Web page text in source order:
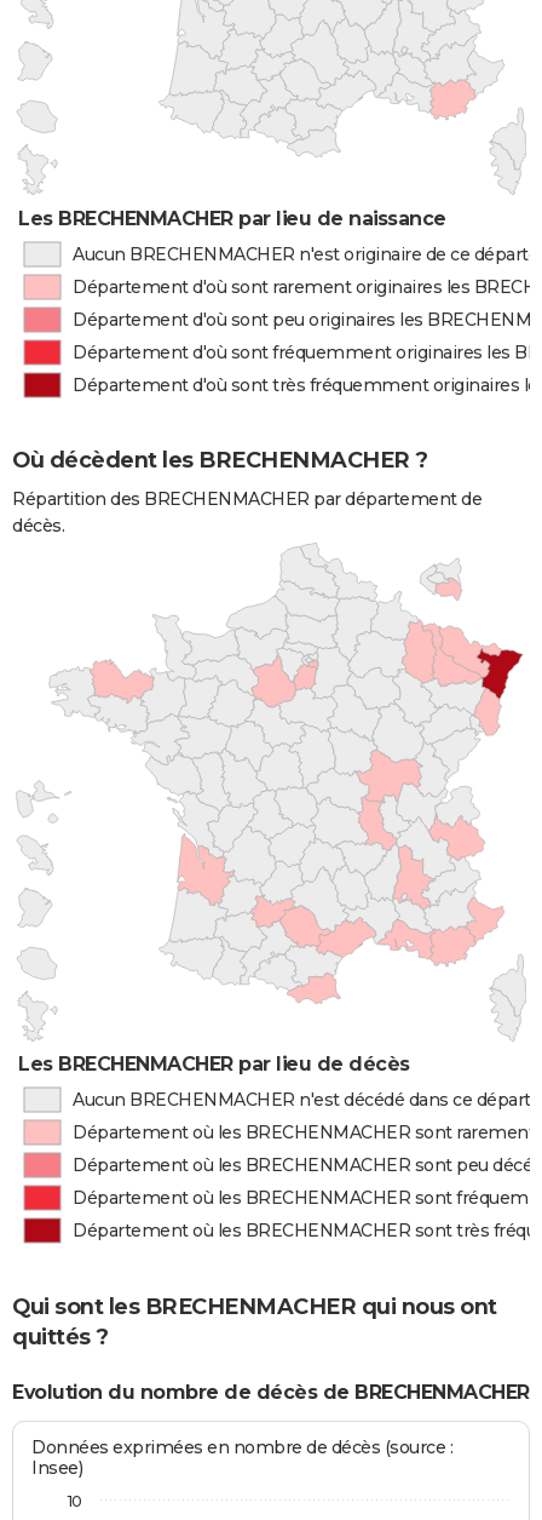
Les BRECHENMACHER par lieu de naissance
Aucun BRECHENMACHER n'est originaire de ce
Département d'où sont rarement originaires les
Département d'où sont peu originaires les
Département d'où sont fréquemment originaires les
Département d'où sont très fréquemment originaires
Où décèdent les BRECHENMACHER ?
Répartition des BRECHENMACHER par département de
décès.
Les BRECHENMACHER par lieu de décès
Aucun BRECHENMACHER n'est décédé dans ce
Département où les BRECHENMACHER sont rarement
Département où les BRECHENMACHER sont peu
Département où les BRECHENMACHER sont
Département où les BRECHENMACHER sont très
Qui sont les BRECHENMACHER qui nous ont
quittés ?
Evolution du nombre de décès de BRECHENMACHER
Données exprimées en nombre de décès (source :
Insee)
10